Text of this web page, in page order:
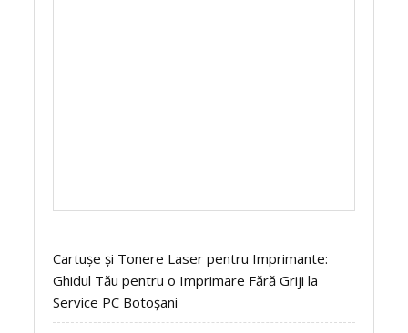
Cartușe și Tonere Laser pentru Imprimante:
Ghidul Tău pentru o Imprimare Fără Griji la
Service PC Botoșani